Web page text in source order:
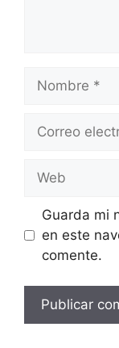
electrónico
Guarda mi
en este
comente.